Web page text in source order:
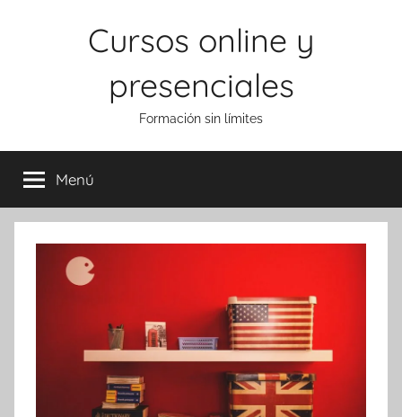
Cursos online y
presenciales
Formación sin límites
Menú